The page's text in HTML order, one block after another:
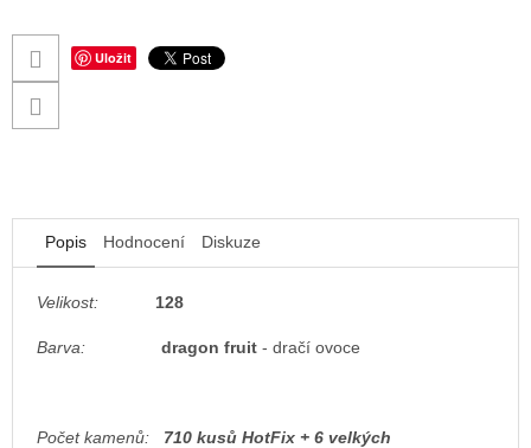
Uložit
Popis Hodnocení Diskuze
Velikost: 128
Barva: dragon fruit - dračí ovoce
Počet kamenů: 710 kusů HotFix + 6 velkých